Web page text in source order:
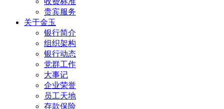
贵宾服务
关于金玉
银行简介
组织架构
银行动态
党群工作
大事记
企业荣誉
员工天地
存款保险